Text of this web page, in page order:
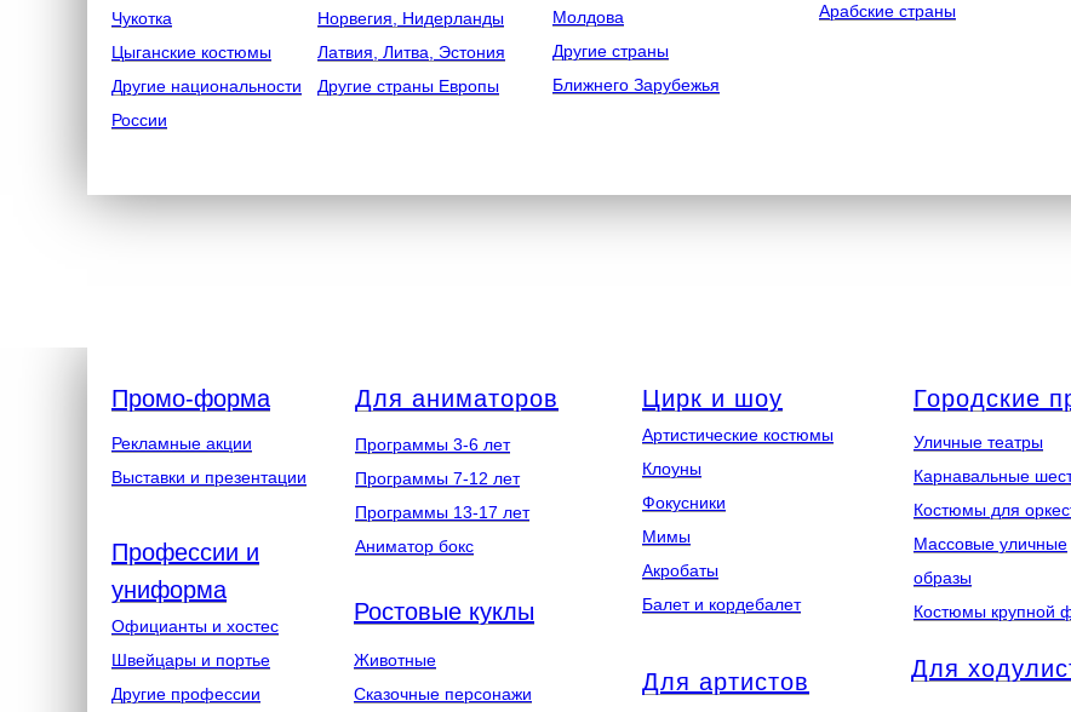
Молдова
Другие страны
Ближнего Зарубежья
Норвегия, Нидерланды
Латвия, Литва, Эстония
Другие страны Европы
Чукотка
Цыганские костюмы
Другие национальности
России
Арабские страны
Рекламные акции
Выставки и презентации
Официанты и хостес
Швейцары и портье
Другие профессии
Промо-форма
Профессии и
униформа
Программы 3-6 лет
Программы 7-12 лет
Программы 13-17 лет
Аниматор бокс
Уличные театры
Карнавальные
Костюмы для
Массовые уличные
образы
Костюмы крупной
Ростовые куклы
Животные
Сказочные персонажи
Городские
Для
Для артистов
Для аниматоров
Артистические костюмы
Клоуны
Фокусники
Мимы
Акробаты
Балет и кордебалет
Цирк и шоу